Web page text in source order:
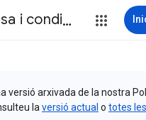
Privadesa i condicions
versió arxivada de la nostra
la versió actual o totes